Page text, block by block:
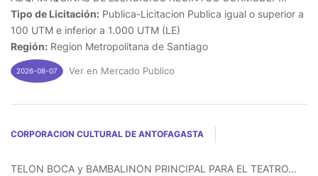
Tipo de Licitación: Publica-Licitacion Publica igual o superior a
100 UTM e inferior a 1.000 UTM (LE)
Región: Region Metropolitana de Santiago
2026-08-07 Ver en Mercado Publico
CORPORACION CULTURAL DE ANTOFAGASTA
TELON BOCA y BAMBALINON PRINCIPAL PARA EL TEATRO...